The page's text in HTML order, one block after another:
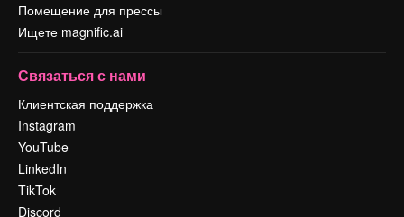
Помещение для прессы
Ищете magnific.ai
Связаться с нами
Клиентская поддержка
Instagram
YouTube
LinkedIn
TikTok
Discord